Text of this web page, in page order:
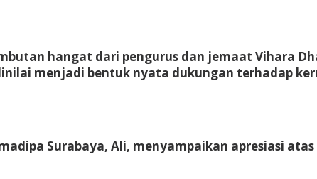
hangat dari pengurus dan jemaat Vihara
menjadi bentuk nyata dukungan terhadap
Surabaya, Ali, menyampaikan apresiasi